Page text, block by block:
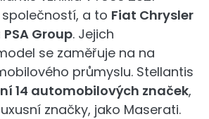
a to Fiat Chrysler
PSA Group. Jejich
se zaměřuje na na
průmyslu. Stellantis
14 automobilových značek,
značky, jako Maserati.